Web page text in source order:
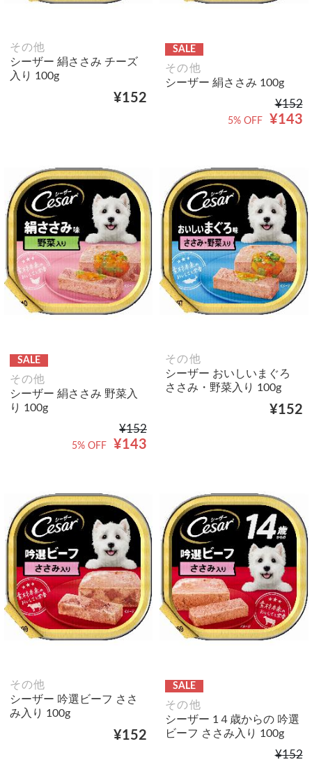
その他
シーザー 絹ささみ チーズ
入り 100g
¥152
SALE
その他
シーザー 絹ささみ 100g
¥152
¥143
5% OFF
SALE
その他
シーザー 絹ささみ 野菜入
り 100g
¥152
¥143
5% OFF
その他
シーザー おいしいまぐろ
ささみ・野菜入り 100g
¥152
その他
シーザー 吟選ビーフ ささ
み入り 100g
¥152
SALE
その他
シーザー 1４歳からの 吟選
ビーフ ささみ入り 100g
¥152